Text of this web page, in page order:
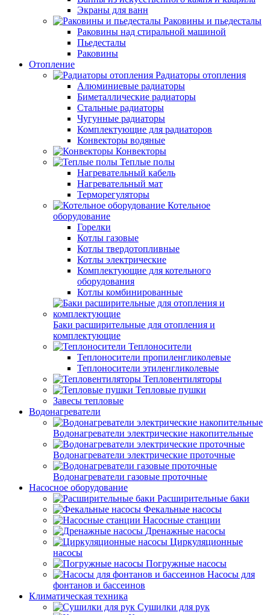
Экраны для ванн
Раковины и пьедесталы
Раковины над стиральной машиной
Пьедесталы
Раковины
Отопление
Радиаторы отопления
Алюминиевые радиаторы
Биметаллические радиаторы
Стальные радиаторы
Чугунные радиаторы
Комплектующие для радиаторов
Конвекторы водяные
Конвекторы
Теплые полы
Нагревательный кабель
Нагревательный мат
Терморегуляторы
Котельное
оборудование
Горелки
Котлы газовые
Котлы твердотопливные
Котлы электрические
Комплектующие для котельного
оборудования
Котлы комбинированные
Баки расширительные для отопления и
комплектующие
Теплоносители
Теплоносители пропиленгликолевые
Теплоносители этиленгликолевые
Тепловентиляторы
Тепловые пушки
Завесы тепловые
Водонагреватели
Водонагреватели электрические накопительные
Водонагреватели электрические проточные
Водонагреватели газовые проточные
Насосное оборудование
Расширительные баки
Фекальные насосы
Насосные станции
Дренажные насосы
Циркуляционные
насосы
Погружные насосы
Насосы для
фонтанов и бассеинов
Климатическая техника
Сушилки для рук